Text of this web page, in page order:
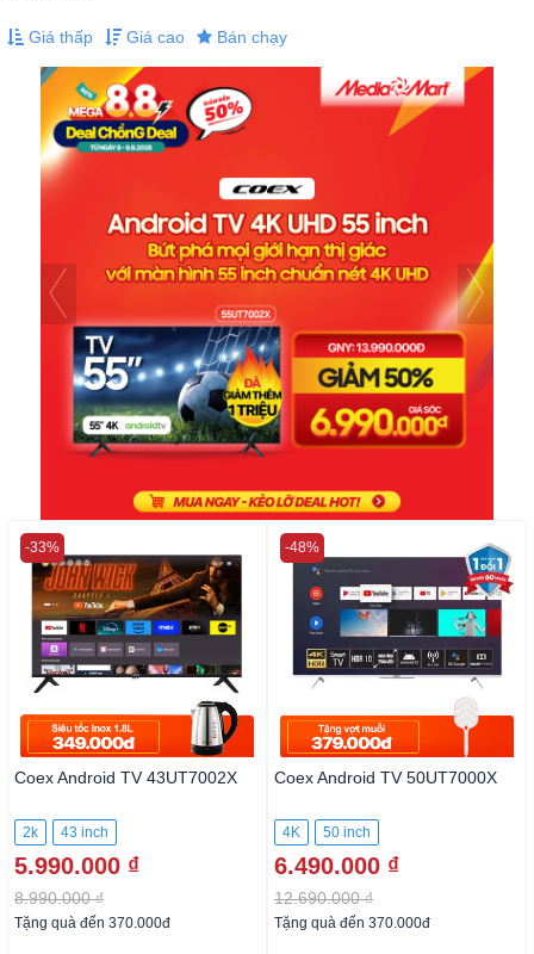
Giá thấp Giá cao Bán chạy
Coex Android TV 43UT7002X
2k 43 inch
5.990.000 ₫
8.990.000 ₫
-33%
Tặng quà đến 370.000đ
Coex Android TV 50UT7000X
4K 50 inch
6.490.000 ₫
12.690.000 ₫
-48%
Tặng quà đến 370.000đ